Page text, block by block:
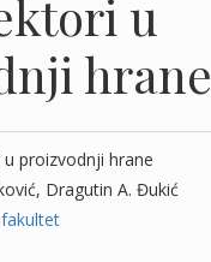
u
hrane
proizvodnji hrane
Dragutin A. Đukić